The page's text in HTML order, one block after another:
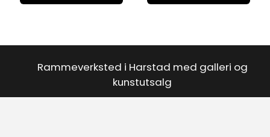
Rammeverksted i Harstad med galleri og
kunstutsalg